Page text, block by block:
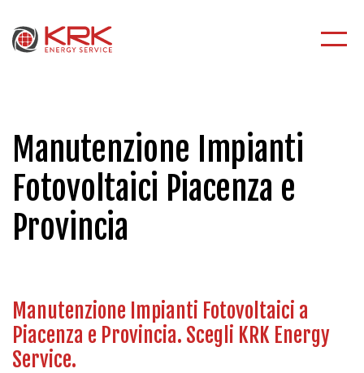
Manutenzione Impianti
Fotovoltaici Piacenza e
Provincia
Manutenzione Impianti Fotovoltaici a
Piacenza e Provincia. Scegli KRK Energy
Service.